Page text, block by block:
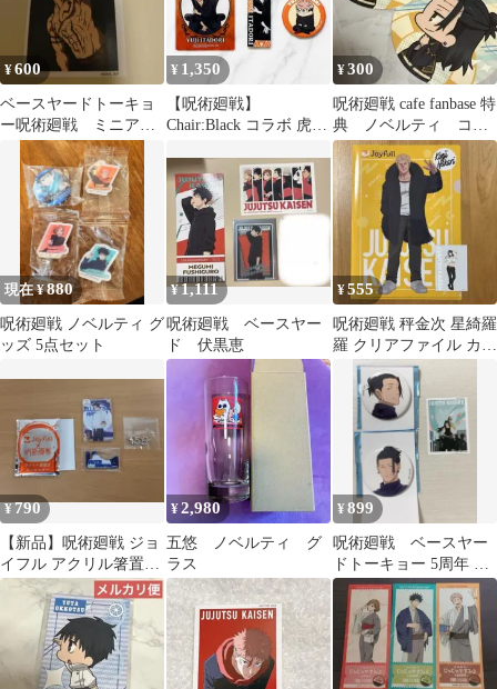
¥600
ベースヤードトーキョ
ー呪術廻戦 ミニアー
トステッカー
¥ 1,350
【呪術廻戦】
Chair:Black コラボ 虎杖
¥300
呪術廻戦 cafe fanbase 特
典 ノベルティ コー
スター 夏油 傑 羂索
現在 ¥880
呪術廻戦 ノベルティ グ
ッズ 5点セット
¥1,111
呪術廻戦 ベースヤー
ド 伏黒恵
¥555
呪術廻戦 秤金次 星綺羅
羅 クリアファイル カー
¥790
【新品】呪術廻戦 ジョ
イフル アクリル箸置き
乙骨憂太 ホログラム シ
ークレット
¥2,980
五悠 ノベルティ グ
ラス
¥899
呪術廻戦 ベースヤー
ドトーキョー 5周年 雑
誌版権C 缶バッジ 夏油
傑